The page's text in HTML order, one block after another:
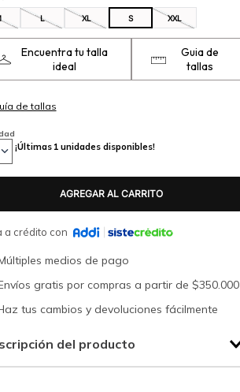
L XL S XXL
Encuentra tu talla
ideal
Guia de
tallas
¡Últimas 1 unidades disponibles!
a crédito con
medios de pago
gratis por compras a partir de $350.000
tus cambios y devoluciones fácilmente
del producto